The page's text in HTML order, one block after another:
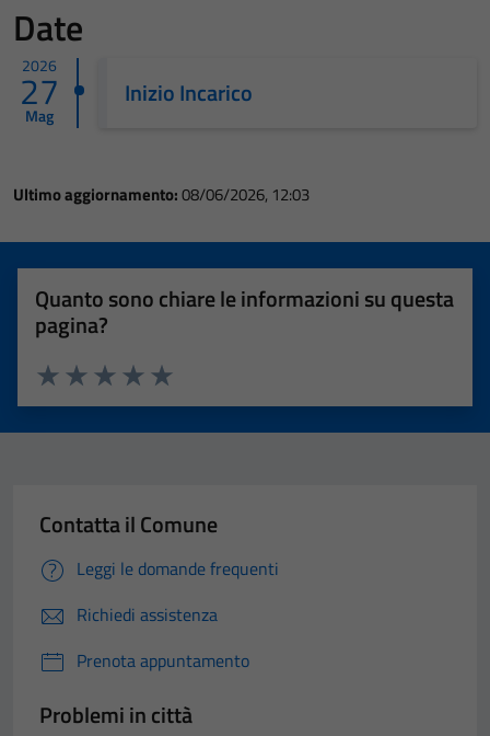
Date
2026
27
Mag
Inizio Incarico
Ultimo aggiornamento:08/06/2026, 12:03
Quanto sono chiare le informazioni su questa
pagina?
Valuta 5 stelle su 5
Valuta 4 stelle su 5
Valuta 3 stelle su 5
Valuta 2 stelle su 5
Valuta 1 stelle su 5
Contatta il Comune
Leggi le domande frequenti
Richiedi assistenza
Prenota appuntamento
Problemi in città